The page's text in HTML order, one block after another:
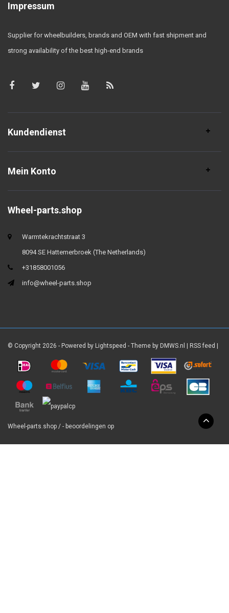
Impressum
Supplier for wheelbuilders, brands and OEM with fast shipment and
strong availability of the best high-end brands
Kundendienst
Mein Konto
Wheel-parts.shop
Warmtekrachtstraat 3
8094 SE Hattemerbroek (The Netherlands)
+31858001056
info@wheel-parts.shop
© Copyright 2026 - Powered by Lightspeed - Theme by DMWS.nl RSS feed
Wheel-parts.shop / - beoordelingen op